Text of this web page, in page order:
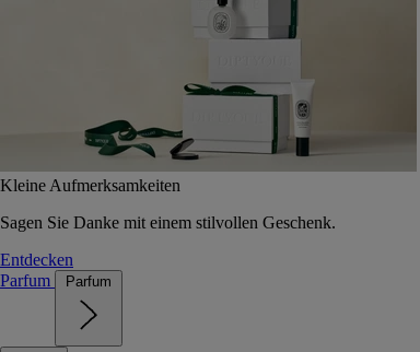
Kleine Aufmerksamkeiten
Sagen Sie Danke mit einem stilvollen Geschenk.
Entdecken
Parfum
Parfum